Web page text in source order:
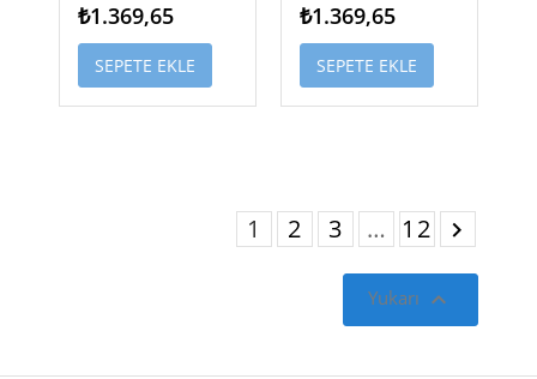
₺1.369,65
SEPETE EKLE
₺1.369,65
SEPETE EKLE
1 2 3 … 12 
Yukarı 